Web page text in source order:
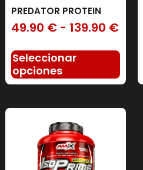
PREDATOR PROTEIN
49.90 € - 139.90 €
Seleccionar
opciones